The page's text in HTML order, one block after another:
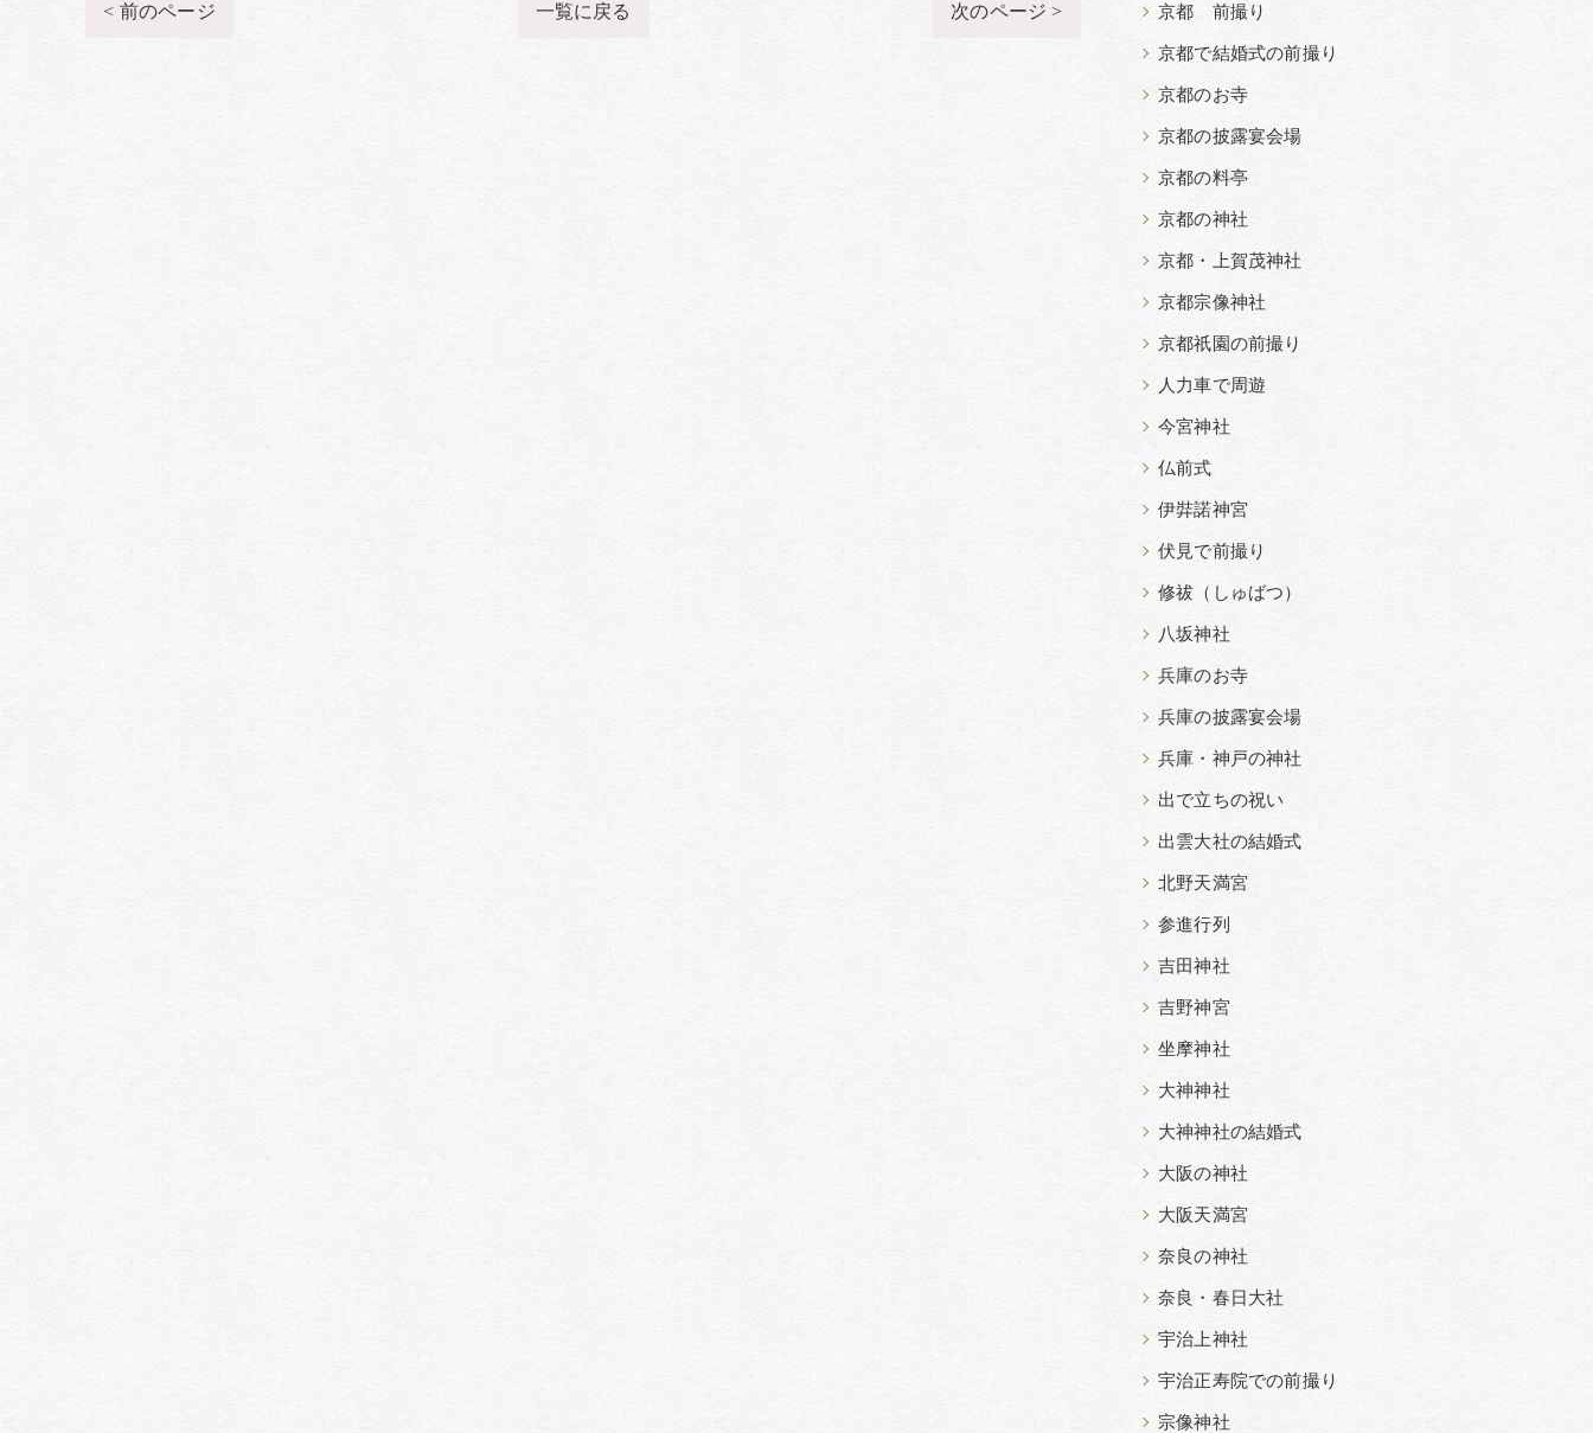
< 前のページ 一覧に戻る 次のページ > 京都 前撮り
京都で結婚式の前撮り
京都のお寺
京都の披露宴会場
京都の料亭
京都の神社
京都・上賀茂神社
京都宗像神社
京都祇園の前撮り
人力車で周遊
今宮神社
仏前式
伊弉諾神宮
伏見で前撮り
修祓（しゅばつ）
八坂神社
兵庫のお寺
兵庫の披露宴会場
兵庫・神戸の神社
出で立ちの祝い
出雲大社の結婚式
北野天満宮
参進行列
吉田神社
吉野神宮
坐摩神社
大神神社
大神神社の結婚式
大阪の神社
大阪天満宮
奈良の神社
奈良・春日大社
宇治上神社
宇治正寿院での前撮り
宗像神社